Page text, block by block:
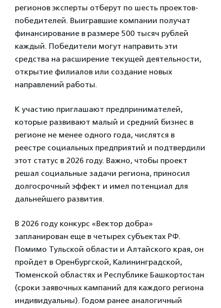
регионов эксперты отберут по шесть проектов-
победителей. Выигравшие компании получат
финансирование в размере 500 тысяч рублей
каждый. Победители могут направить эти
средства на расширение текущей деятельности,
открытие филиалов или создание новых
направлений работы.
К участию приглашают предпринимателей,
которые развивают малый и средний бизнес в
регионе не менее одного года, числятся в
реестре социальных предприятий и подтвердили
этот статус в 2026 году. Важно, чтобы проект
решал социальные задачи региона, приносил
долгосрочный эффект и имел потенциал для
дальнейшего развития.
В 2026 году конкурс «Вектор добра»
запланирован еще в четырех субъектах РФ.
Помимо Тульской области и Алтайского края, он
пройдет в Оренбургской, Калининградской,
Тюменской областях и Республике Башкортостан
(сроки заявочных кампаний для каждого региона
индивидуальны). Годом ранее аналогичный